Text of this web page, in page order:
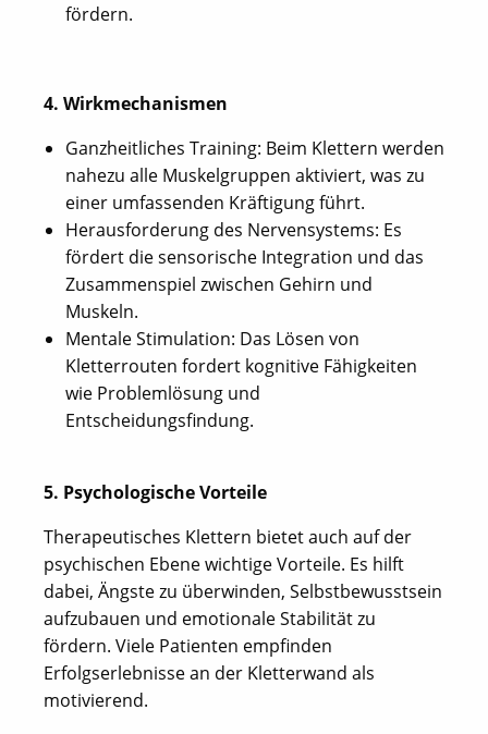
fördern.
4. Wirkmechanismen
Ganzheitliches Training: Beim Klettern werden
nahezu alle Muskelgruppen aktiviert, was zu
einer umfassenden Kräftigung führt.
Herausforderung des Nervensystems: Es
fördert die sensorische Integration und das
Zusammenspiel zwischen Gehirn und
Muskeln.
Mentale Stimulation: Das Lösen von
Kletterrouten fordert kognitive Fähigkeiten
wie Problemlösung und
Entscheidungsfindung.
5. Psychologische Vorteile
Therapeutisches Klettern bietet auch auf der
psychischen Ebene wichtige Vorteile. Es hilft
dabei, Ängste zu überwinden, Selbstbewusstsein
aufzubauen und emotionale Stabilität zu
fördern. Viele Patienten empfinden
Erfolgserlebnisse an der Kletterwand als
motivierend.